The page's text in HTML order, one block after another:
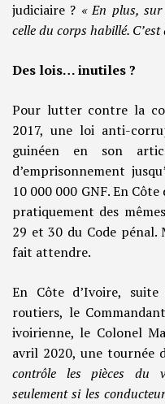
judiciaire ? « En plus, sur
celle du corps habillé.
Des lois… inutiles ?
Pour lutter contre la
2017, une loi anti-
guinéen en son
d’emprisonnement
10 000 000 GNF. En
pratiquement des
29 et 30 du Code pénal.
fait attendre.
En Côte d’Ivoire,
routiers, le
ivoirienne, le Colonel
avril 2020, une tournée
contrôle les pièces du
seulement si les